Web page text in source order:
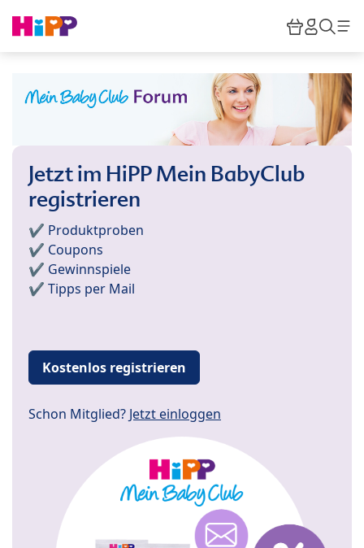
HiPP
Jetzt im HiPP Mein BabyClub
registrieren
✔️ Produktproben
✔️ Coupons
✔️ Gewinnspiele
✔️ Tipps per Mail
Kostenlos registrieren
Schon Mitglied? Jetzt einloggen